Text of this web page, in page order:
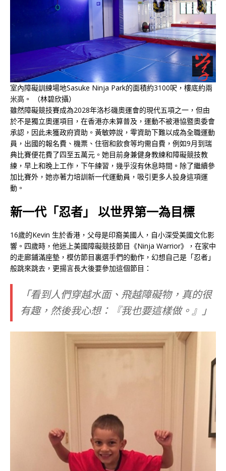
室內障礙訓練場地Sasuke Ninja Park的面積約3100呎，樓底約兩
米高。 （林碧欣攝）
雖然障礙競技賽成為2028年洛杉磯奧運會的現代五項之一，但由
於不是獨立奧運項目，在香港亦未算普及，運動不被港協暨奧委會
承認，因此未獲政府資助。黃敏婷說，零資助下難以成為全職運動
員，出國的報名費、機票、住宿和飲食等均需自費，例如9月到瑞
典比賽便花費了四至五萬元。她目前身兼健身教練和障礙競技教
練，早上和晚上工作，下午練習，幾乎沒有休息時間。除了繼續參
加比賽外，她亦著力培訓新一代運動員，吸引更多人投身這項運
動。
新一代「忍者」 以世界第一為目標
16歲的Kevin 生於香港，父母是印裔美國人，自小深受美國文化影
響。四歲時，他迷上美國障礙競技節目《Ninja Warrior》，在家中
的走廊鋪滿座墊，模仿節目裏選手們的動作，幻想自己是「忍者」
般跳來跳去，更揚言長大後要參加這個節目：
「看到人們穿越水面、飛越障礙物，真的很
有趣，然後我心想：『我也要這樣做。』」